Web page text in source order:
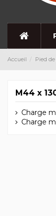
Accueil Pied de
M44 x
Charge
Charge